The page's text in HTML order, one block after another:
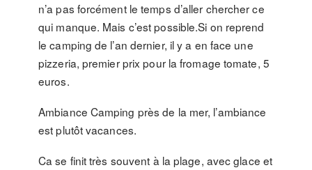
n’a pas forcément le temps d’aller chercher ce
qui manque. Mais c’est possible.Si on reprend
le camping de l’an dernier, il y a en face une
pizzeria, premier prix pour la fromage tomate, 5
euros.
Ambiance Camping près de la mer, l’ambiance
est plutôt vacances.
Ca se finit très souvent à la plage, avec glace et